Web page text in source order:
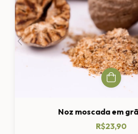
Noz moscada em
R$23,90